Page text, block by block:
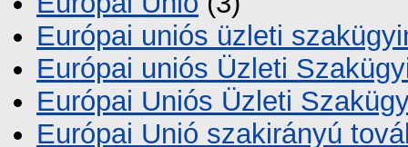
Európai uniós üzleti
Európai uniós Üzleti
Európai Uniós Üzleti
Európai Unió szakirányú